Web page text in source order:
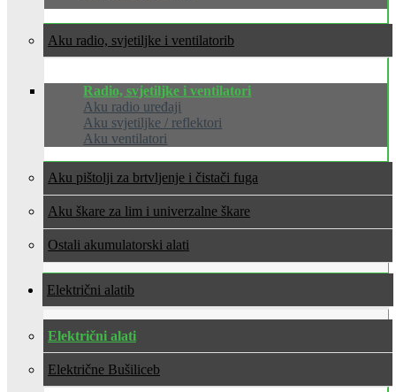
Aku radio, svjetiljke i ventilatori
Radio, svjetiljke i ventilatori
Aku radio uređaji
Aku svjetiljke / reflektori
Aku ventilatori
Aku pištolji za brtvljenje i čistači fuga
Aku škare za lim i univerzalne škare
Ostali akumulatorski alati
Električni alati
Električni alati
Električne Bušilice